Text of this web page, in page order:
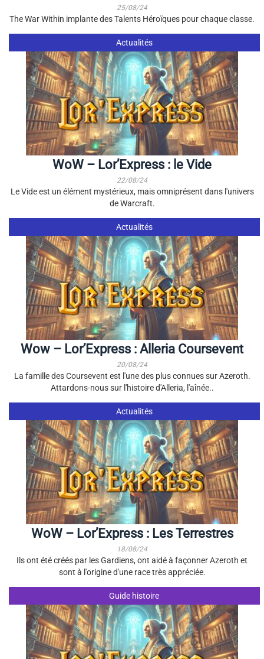
25/08/24
The War Within implante des Talents Héroïques pour chaque classe.
Actualités
WoW – Lor’Express : le Vide
22/08/24
Le Vide est un élément mystérieux, mais omniprésent dans l'univers
de Warcraft.
Actualités
Wow – Lor’Express : Alleria Coursevent
20/08/24
La famille des Coursevent est l'une des plus connues sur Azeroth.
Attardons-nous sur l'histoire d'Alleria, l'aînée..
Actualités
WoW – Lor’Express : Les Terrestres
18/08/24
Ils ont été créés par les Gardiens, ont aidé à façonner Azeroth et
sont à l'origine d'une race très appréciée.
Guide histoire